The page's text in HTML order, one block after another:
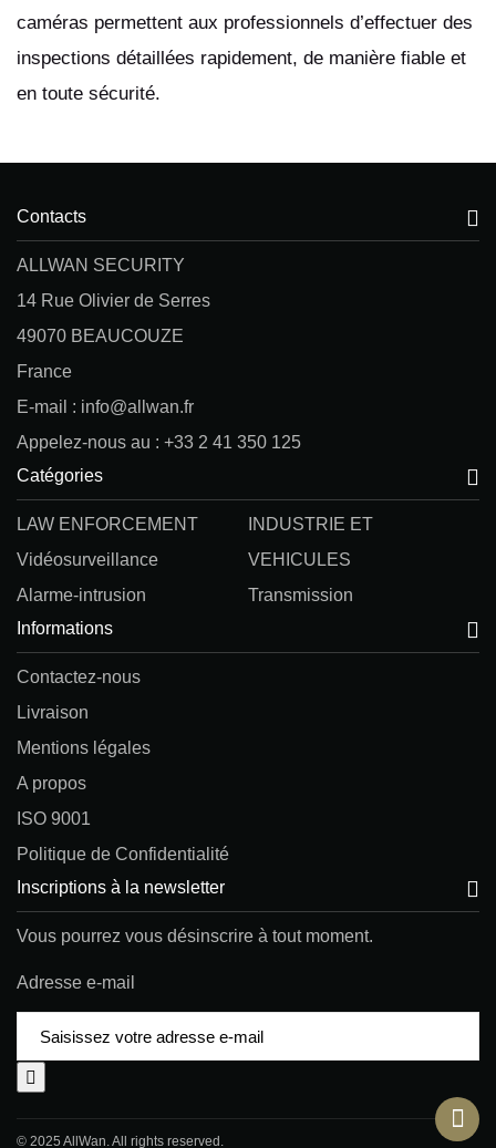
caméras permettent aux professionnels d’effectuer des
inspections détaillées rapidement, de manière fiable et
en toute sécurité.
Contacts
ALLWAN SECURITY
14 Rue Olivier de Serres
49070 BEAUCOUZE
France
E-mail : info@allwan.fr
Appelez-nous au : +33 2 41 350 125
Catégories
INDUSTRIE ET
VEHICULES
LAW ENFORCEMENT
Vidéosurveillance
Transmission
Alarme-intrusion
Informations
Contactez-nous
Livraison
Mentions légales
A propos
ISO 9001
Politique de Confidentialité
Inscriptions à la newsletter
Vous pourrez vous désinscrire à tout moment.
Adresse e-mail
© 2025 AllWan. All rights reserved.